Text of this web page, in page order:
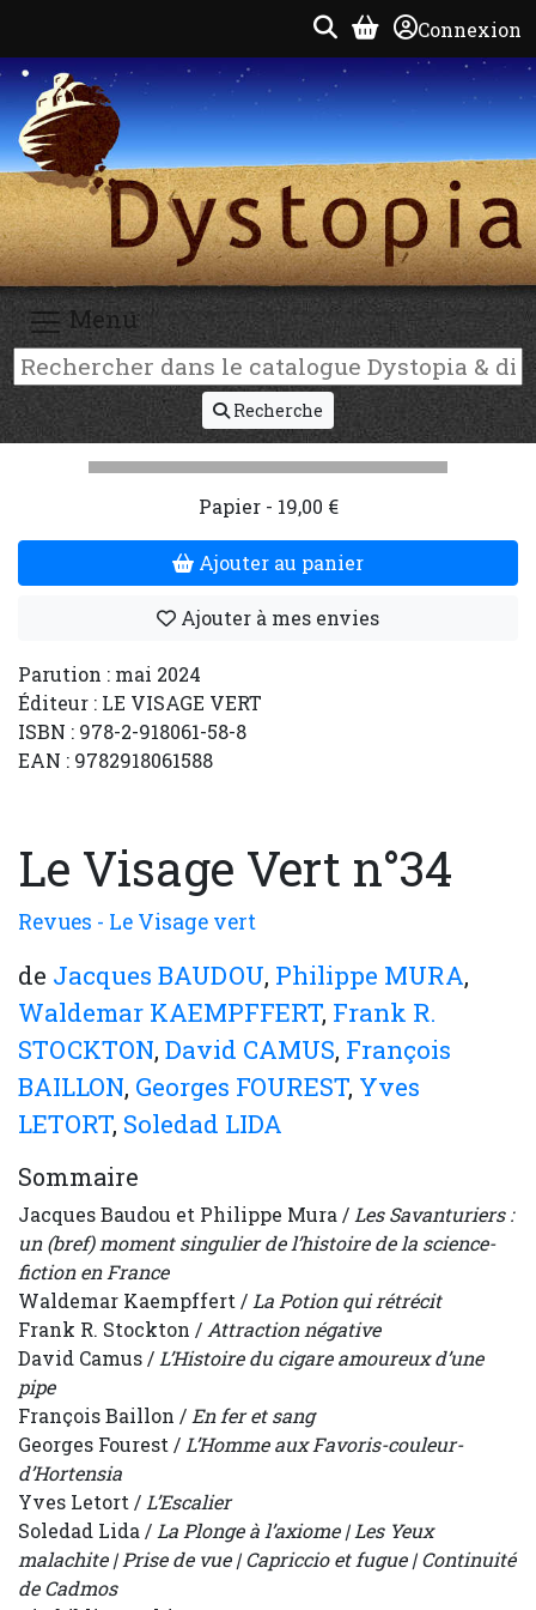
Connexion
Menu
Recherche
Papier - 19,00 €
Ajouter au panier
Ajouter à mes envies
Parution : mai 2024
Éditeur : LE VISAGE VERT
ISBN : 978-2-918061-58-8
EAN : 9782918061588
Le Visage Vert n°34
Revues - Le Visage vert
de Jacques BAUDOU, Philippe MURA,
Waldemar KAEMPFFERT, Frank R.
STOCKTON, David CAMUS, François
BAILLON, Georges FOUREST, Yves
LETORT, Soledad LIDA
Sommaire
Jacques Baudou et Philippe Mura /Les Savanturiers :
un (bref) moment singulier de l’histoire de la science-
fiction en France
Waldemar Kaempffert /La Potion qui rétrécit
Frank R. Stockton /Attraction négative
David Camus /L’Histoire du cigare amoureux d’une
pipe
François Baillon /En fer et sang
Georges Fourest /L’Homme aux Favoris-couleur-
d’Hortensia
Yves Letort /L’Escalier
Soledad Lida /La Plonge à l’axiome | Les Yeux
malachite | Prise de vue | Capriccio et fugue | Continuité
de Cadmos